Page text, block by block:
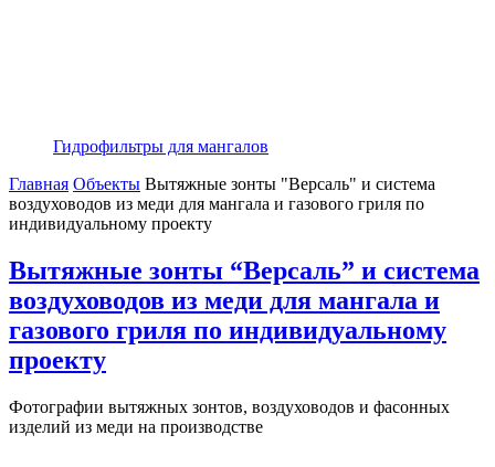
Гидрофильтры для мангалов
Главная Объекты Вытяжные зонты "Версаль" и система
воздуховодов из меди для мангала и газового гриля по
индивидуальному проекту
Вытяжные зонты “Версаль” и система
воздуховодов из меди для мангала и
газового гриля по индивидуальному
проекту
Фотографии вытяжных зонтов, воздуховодов и фасонных
изделий из меди на производстве